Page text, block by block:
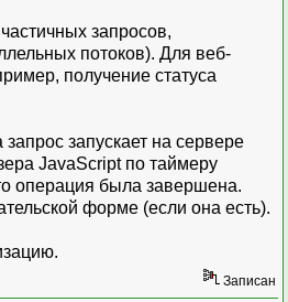
запросов,
потоков). Для веб-
получение статуса
запускает на сервере
JavaScript по таймеру
операция была завершена.
форме (если она есть).
Записан